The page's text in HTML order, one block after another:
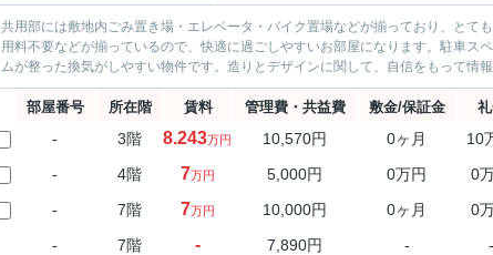
共用部には敷地内ごみ置き場・エレベータ・バイク置場などが揃っており、とて
用料不要などが揃っているので、快適に過ごしやすいお部屋になります。駐車ス
ムが整った換気がしやすい物件です。造りとデザインに関して、自信をもって情
部屋番号 所在階 賃料 管理費・共益費 敷金/保証金
- 3階 8.243万円 10,570円 0ヶ月 10
- 4階 7万円 5,000円 0万円 0
- 7階 7万円 10,000円 0ヶ月 0
- 7階 - 7,890円 - -